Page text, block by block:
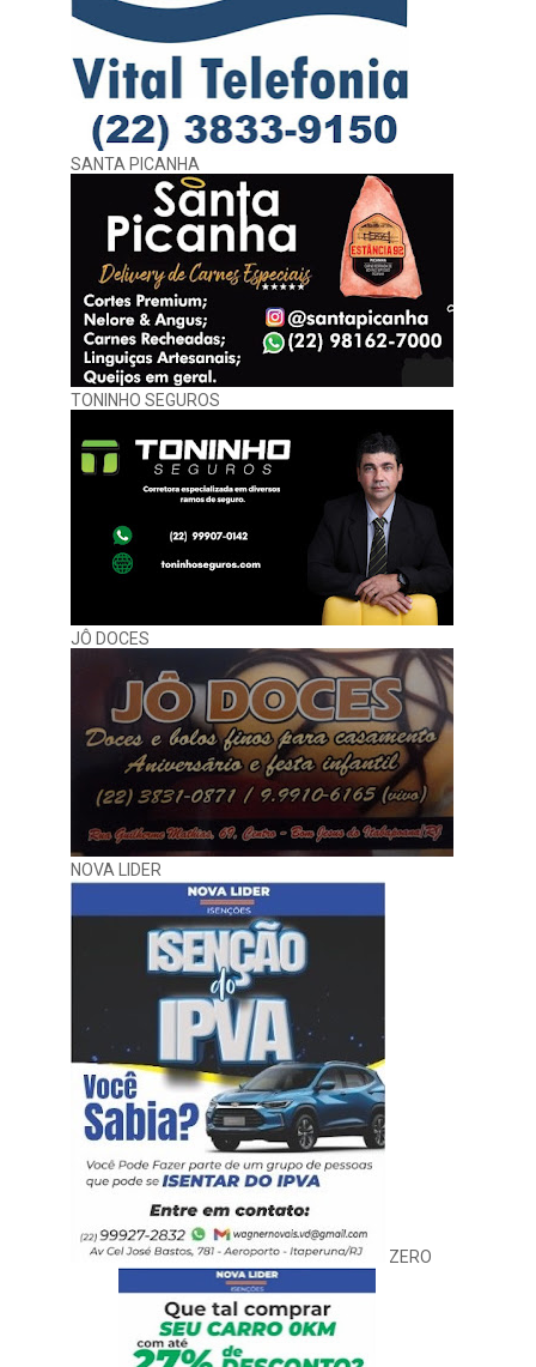
SANTA PICANHA
TONINHO SEGUROS
JÔ DOCES
NOVA LIDER
ZERO